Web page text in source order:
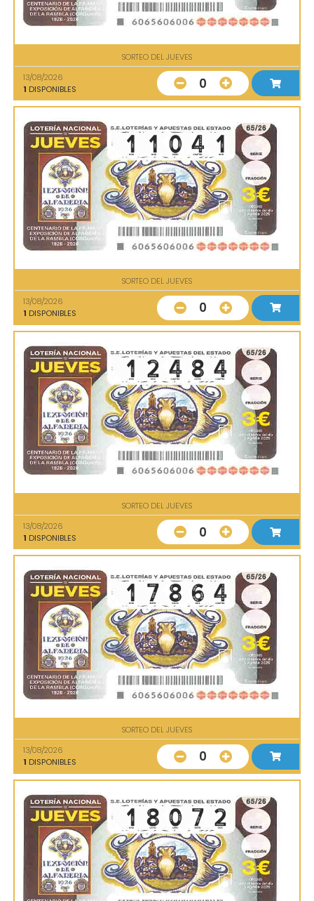
SORTEO DEL JUEVES
13/08/2026
1 DISPONIBLES 0
SORTEO DEL JUEVES
13/08/2026
1 DISPONIBLES 0
SORTEO DEL JUEVES
13/08/2026
1 DISPONIBLES 0
SORTEO DEL JUEVES
13/08/2026
1 DISPONIBLES 0